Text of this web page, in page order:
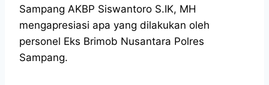
Sampang AKBP Siswantoro S.IK, MH
mengapresiasi apa yang dilakukan oleh
personel Eks Brimob Nusantara Polres
Sampang.